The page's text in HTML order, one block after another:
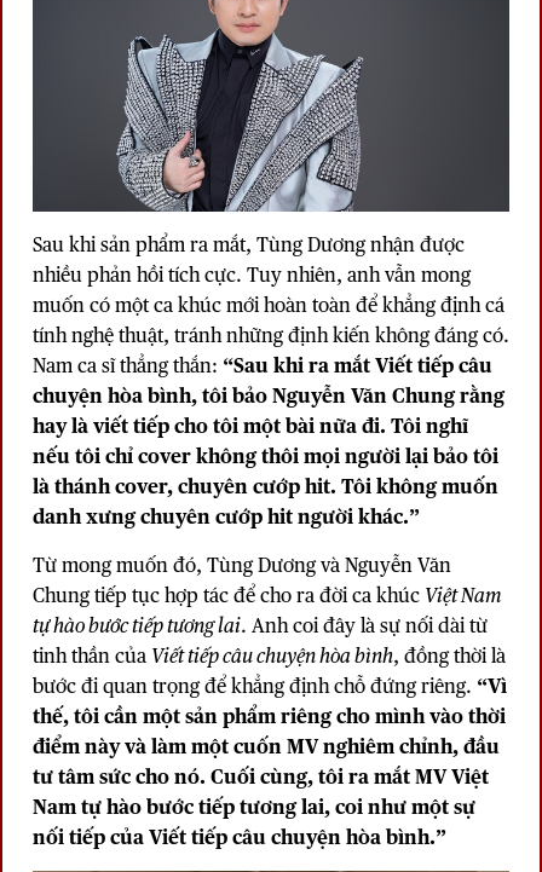
Sau khi sản phẩm ra mắt, Tùng Dươngnhận được
nhiều phản hồi tích cực. Tuy nhiên, anh vẫn mong
muốn có một ca khúc mới hoàn toàn để khẳng định cá
tính nghệ thuật, tránh những định kiến không đáng có.
Nam ca sĩ thẳng thắn: “Sau khi ra mắt Viết tiếp câu
chuyện hòa bình, tôi bảo Nguyễn Văn Chung rằng
hay là viết tiếp cho tôi một bài nữa đi. Tôi nghĩ
nếu tôi chỉ cover không thôi mọi người lại bảo tôi
là thánh cover, chuyên cướp hit. Tôi không muốn
danh xưng chuyên cướp hit người khác.”
Từ mong muốn đó, Tùng Dương và Nguyễn Văn
Chung tiếp tục hợp tác để cho ra đời ca khúc Việt Nam
tự hào bước tiếp tương lai. Anh coi đây là sự nối dài từ
tinh thần của Viết tiếp câu chuyện hòa bình, đồng thời là
bước đi quan trọng để khẳng định chỗ đứng riêng. “Vì
thế, tôi cần một sản phẩm riêng cho mình vào thời
điểm này và làm một cuốn MV nghiêm chỉnh, đầu
tư tâm sức cho nó. Cuối cùng, tôi ra mắt MV Việt
Nam tự hào bước tiếp tương lai, coi như một sự
nối tiếp của Viết tiếp câu chuyện hòa bình.”